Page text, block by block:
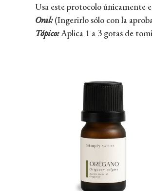
Usa este protocolo únicamente
Oral:(Ingerirlo sólo con la
Tópico: Aplica 1 a 3 gotas de